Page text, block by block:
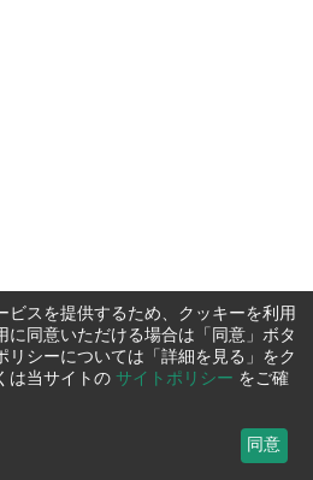
ビスを提供するため、クッキーを利用
に同意いただける場合は「同意」ボタ
リシーについては「詳細を見る」をク
は当サイトの サイトポリシー をご確
同意